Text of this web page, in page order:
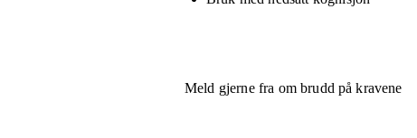
Meld gjerne fra om brudd på kravene